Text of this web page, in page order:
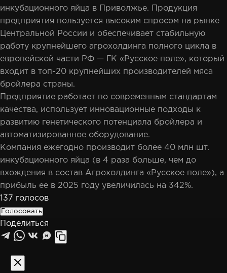
инкубационного яйца в Приволжье. Продукция
предприятия пользуется высоким спросом на рынке
Центральной России и обеспечивает стабильную
работу крупнейшего агрохолдинга полного цикла в
европейской части РФ — ГК «Русское поле», который
входит в топ-20 крупнейших производителей мяса
бройлера страны.
Предприятие работает по современным стандартам
качества, использует инновационные подходы к
развитию генетического потенциала бройлера и
автоматизированное оборудование.
Компания ежегодно производит более 40 млн шт.
инкубационного яйца (в 4 раза больше, чем до
вхождения в состав Агрохолдинга «Русское поле»), а
прибыль ее в 2025 году увеличилась на 342%.
137 голосов
Голосовать
Поделиться
M